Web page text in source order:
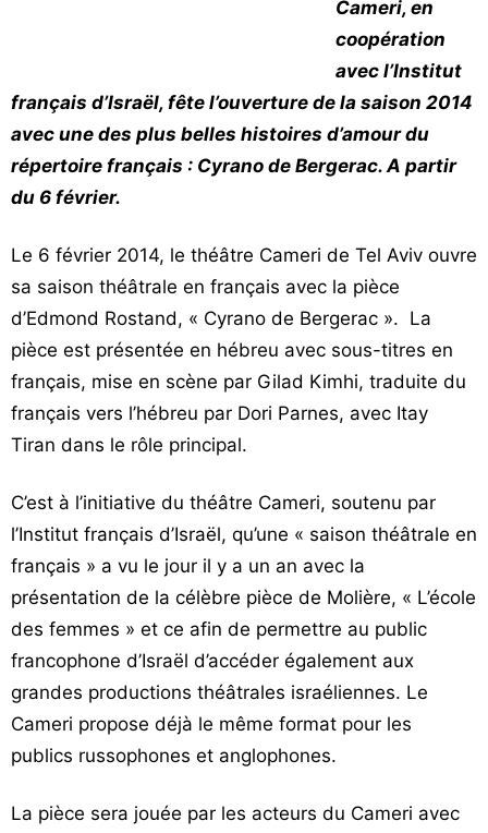
Les
bonnes
adresses
Cameri, en
coopération
avec l’Institut
français d’Israël, fête l’ouverture de la saison 2014
avec une des plus belles histoires d’amour du
répertoire français : Cyrano de Bergerac. A partir
du 6 février.
Le 6 février 2014, le théâtre Cameri de Tel Aviv ouvre
sa saison théâtrale en français avec la pièce
d’Edmond Rostand, « Cyrano de Bergerac ». La
pièce est présentée en hébreu avec sous-titres en
français, mise en scène par Gilad Kimhi, traduite du
français vers l’hébreu par Dori Parnes, avec Itay
Tiran dans le rôle principal.
C’est à l’initiative du théâtre Cameri, soutenu par
l’Institut français d’Israël, qu’une « saison théâtrale en
français » a vu le jour il y a un an avec la
présentation de la célèbre pièce de Molière, « L’école
des femmes » et ce afin de permettre au public
francophone d’Israël d’accéder également aux
grandes productions théâtrales israéliennes. Le
Cameri propose déjà le même format pour les
publics russophones et anglophones.
La pièce sera jouée par les acteurs du Cameri avec